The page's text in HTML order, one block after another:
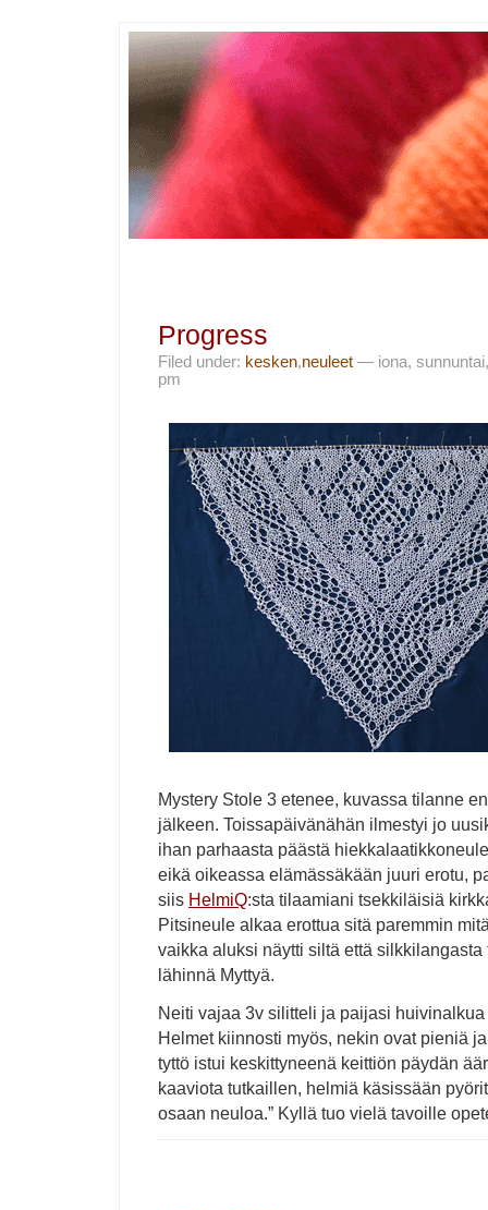
Progress
Filed under: kesken,neuleet — iona,
pm
Mystery Stole 3 etenee, kuvassa tilanne
jälkeen. Toissapäivänähän ilmestyi jo
ihan parhaasta päästä
eikä oikeassa elämässäkään juuri erotu,
siis HelmiQ:sta tilaamiani tsekkiläisiä
Pitsineule alkaa erottua sitä paremmin
vaikka aluksi näytti siltä että silkkilangasta
lähinnä Myttyä.
Neiti vajaa 3v silitteli ja paijasi
Helmet kiinnosti myös, nekin ovat pieniä
tyttö istui keskittyneenä keittiön päydän
kaaviota tutkaillen, helmiä käsissään
osaan neuloa.” Kyllä tuo vielä tavoille